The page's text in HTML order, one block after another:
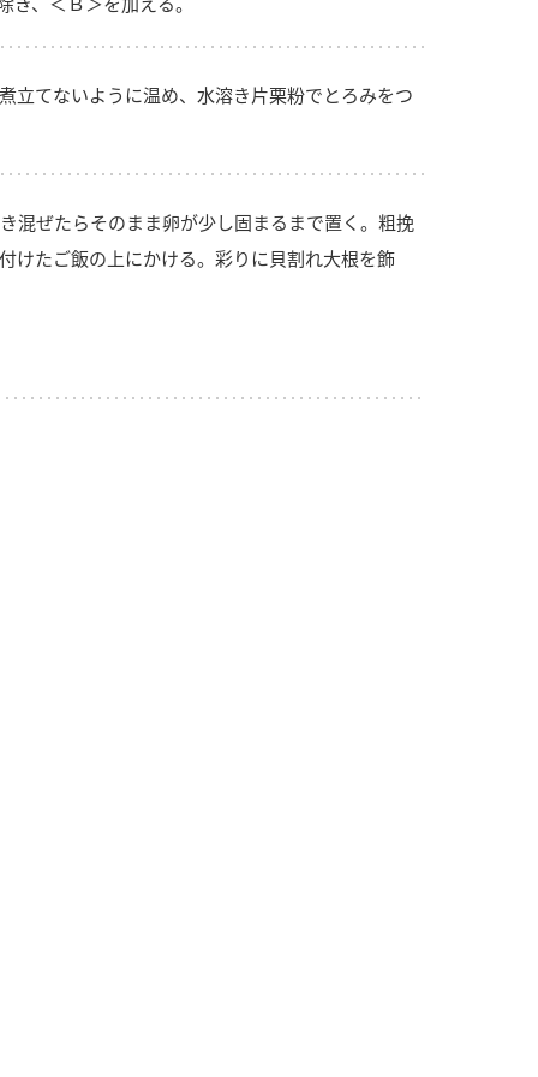
立てないように温め、水溶き片栗粉でとろみをつ
混ぜたらそのまま卵が少し固まるまで置く。粗挽
けたご飯の上にかける。彩りに貝割れ大根を飾